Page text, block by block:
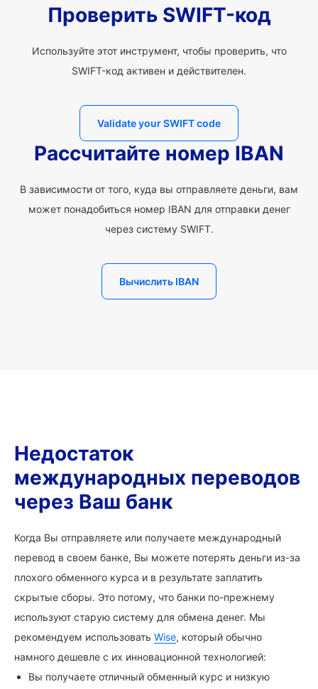
Проверить SWIFT-код
Используйте этот инструмент, чтобы проверить, что
SWIFT-код активен и действителен.
Validate your SWIFT code
Рассчитайте номер IBAN
В зависимости от того, куда вы отправляете деньги, вам
может понадобиться номер IBAN для отправки денег
через систему SWIFT.
Вычислить IBAN
Недостаток
международных переводов
через Ваш банк
Когда Вы отправляете или получаете международный
перевод в своем банке, Вы можете потерять деньги из-за
плохого обменного курса и в результате заплатить
скрытые сборы. Это потому, что банки по-прежнему
используют старую систему для обмена денег. Мы
рекомендуем использовать Wise, который обычно
намного дешевле с их инновационной технологией:
Вы получаете отличный обменный курс и низкую